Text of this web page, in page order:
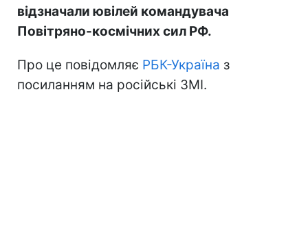
відзначали ювілей командувача
Повітряно-космічних сил РФ.
Про це повідомляє РБК-Україна з
посиланням на російські ЗМІ.